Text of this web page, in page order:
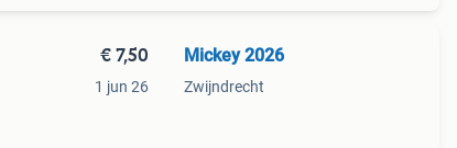
€ 7,50
1 jun 26
Mickey 2026
Zwijndrecht